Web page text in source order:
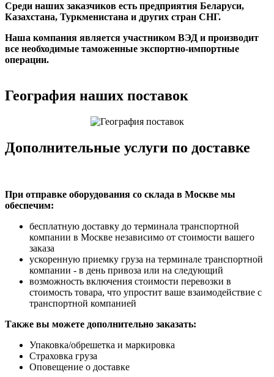
Среди наших заказчиков есть предприятия Беларуси,
Казахстана, Туркменистана и других стран СНГ.
Наша компания является участником ВЭД и производит
все необходимые таможенные экспортно-импортные
операции.
География наших поставок
Дополнительные услуги по доставке
При отправке оборудования со склада в Москве мы
обеспечим:
бесплатную доставку до терминала транспортной
компании в Москве независимо от стоимости вашего
заказа
ускоренную приемку груза на терминале транспортной
компании - в день привоза или на следующий
возможность включения стоимости перевозки в
стоимость товара, что упростит ваше взаимодействие с
транспортной компанией
Также вы можете дополнительно заказать:
Упаковка/обрешетка и маркировка
Страховка груза
Оповещение о доставке